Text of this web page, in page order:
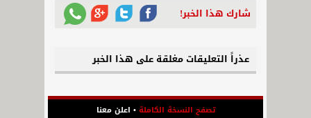
شارك هذا الخبر!
عذراً التعليقات مغلقة على هذا الخبر
تصفح النسخة الكاملة• اعلن معنا